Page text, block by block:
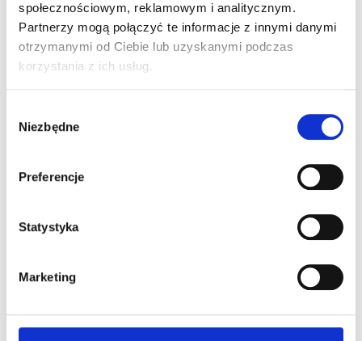
społecznościowym, reklamowym i analitycznym.
Partnerzy mogą połączyć te informacje z innymi danymi
otrzymanymi od Ciebie lub uzyskanymi podczas
korzystania z ich usług.
zgody
Niezbędne
Preferencje
Statystyka
Marketing